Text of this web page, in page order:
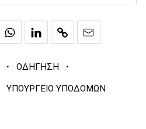
· ΟΔΗΓΗΣΗ ·
ΥΠΟΥΡΓΕΙΟ ΥΠΟΔΟΜΩΝ